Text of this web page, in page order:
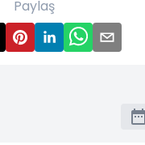
Paylaş